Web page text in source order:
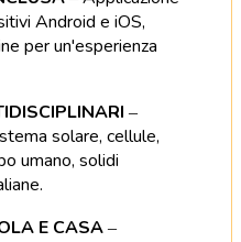
Android e iOS,
per un'esperienza
–
solare, cellule,
umano, solidi
E CASA–